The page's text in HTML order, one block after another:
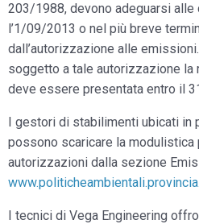
203/1988, devono adeguarsi
l’1/09/2013 o nel più breve
dall’autorizzazione alle
soggetto a tale autorizzazione la
deve essere presentata entro il
I gestori di stabilimenti ubicati in
possono scaricare la
autorizzazioni dalla sezione
I tecnici di Vega Engineering